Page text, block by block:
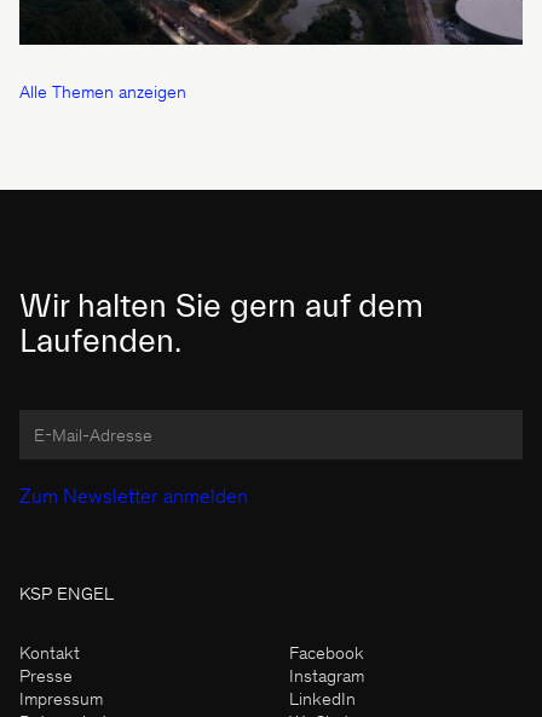
Alle Themen anzeigen
Wir halten Sie gern auf dem
Laufenden.
KSP ENGEL
Kontakt
Presse
Impressum
Facebook
Instagram
LinkedIn